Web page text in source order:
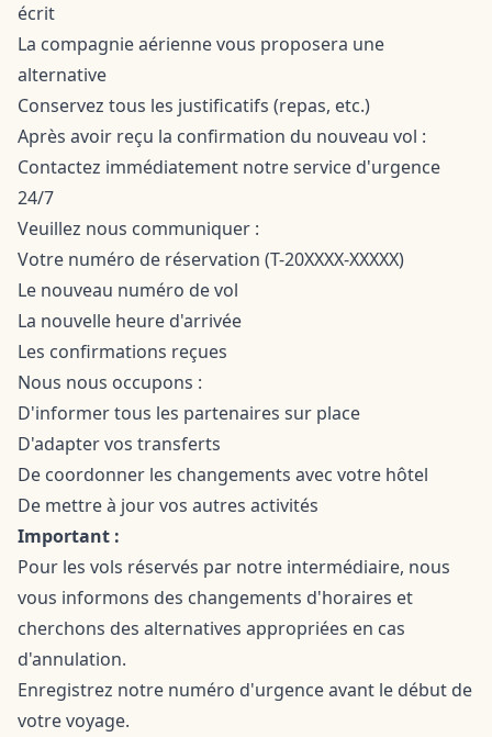
écrit
La compagnie aérienne vous proposera une
alternative
Conservez tous les justificatifs (repas, etc.)
Après avoir reçu la confirmation du nouveau vol :
Contactez immédiatement notre service d'urgence
24/7
Veuillez nous communiquer :
Votre numéro de réservation (T-20XXXX-XXXXX)
Le nouveau numéro de vol
La nouvelle heure d'arrivée
Les confirmations reçues
Nous nous occupons :
D'informer tous les partenaires sur place
D'adapter vos transferts
De coordonner les changements avec votre hôtel
De mettre à jour vos autres activités
Important :
Pour les vols réservés par notre intermédiaire, nous
vous informons des changements d'horaires et
cherchons des alternatives appropriées en cas
d'annulation.
Enregistrez notre numéro d'urgence avant le début de
votre voyage.